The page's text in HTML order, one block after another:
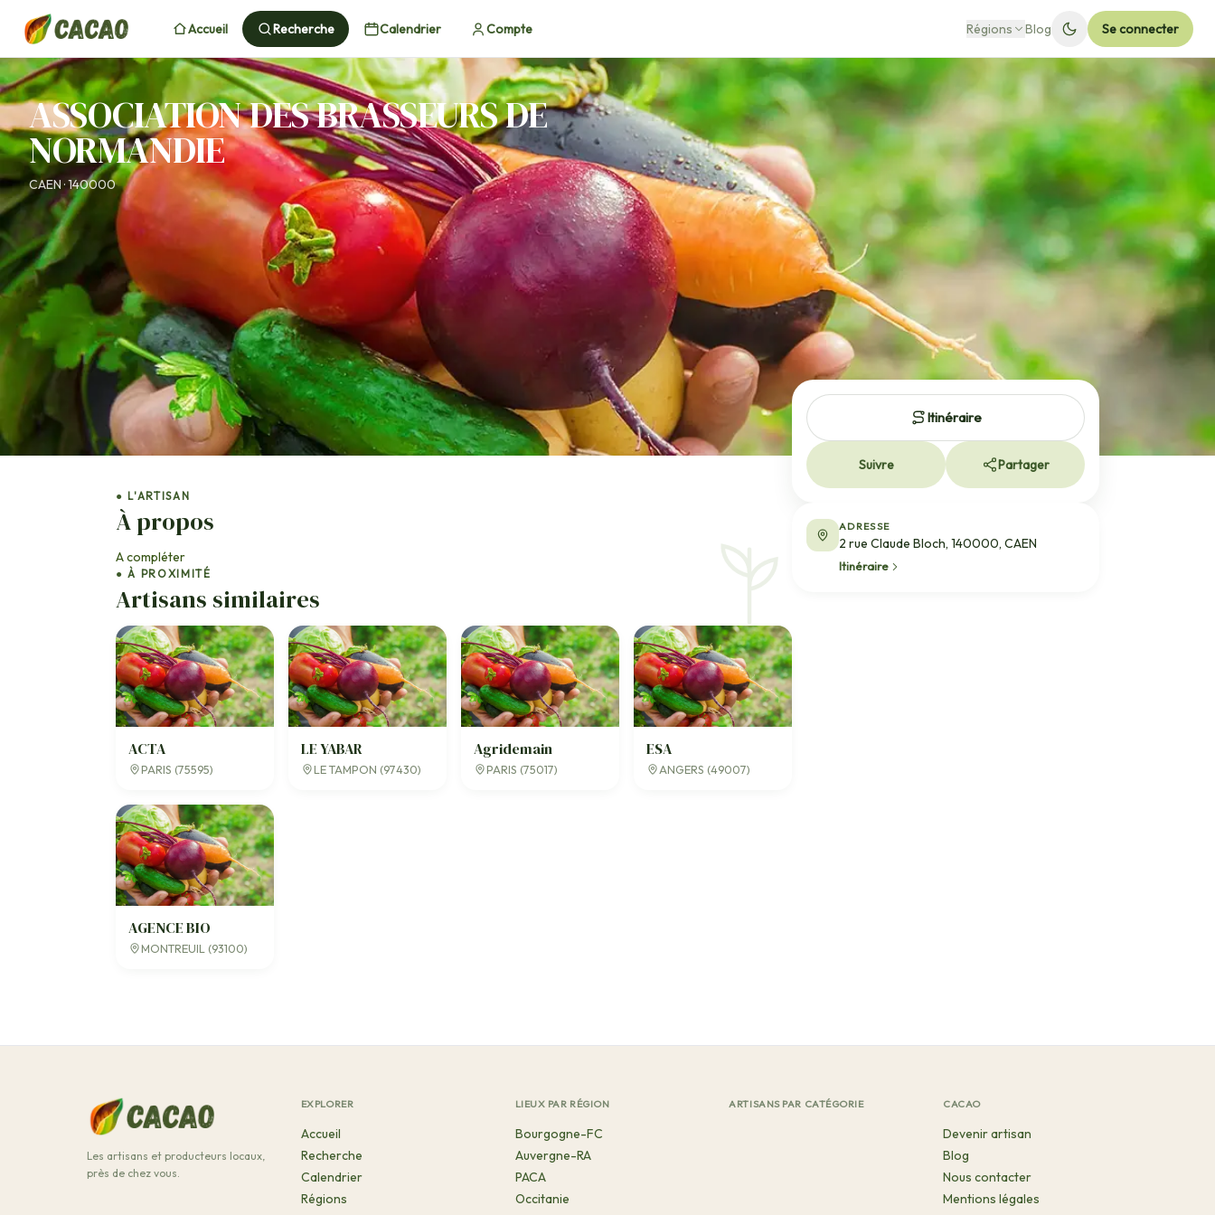
Accueil Recherche Calendrier Compte Régions Blog Se connecter
ASSOCIATION DES BRASSEURS DE
NORMANDIE
CAEN · 140000
● L'ARTISAN
À propos
A compléter
● À PROXIMITÉ
Artisans similaires
ACTA
PARIS (75595)
LE YABAR
LE TAMPON (97430)
Agridemain
PARIS (75017)
ESA
ANGERS (49007)
AGENCE BIO
MONTREUIL (93100)
Itinéraire
Suivre Partager
ADRESSE
2 rue Claude Bloch, 140000, CAEN
Itinéraire
Les artisans et producteurs locaux,
près de chez vous.
EXPLORER
Accueil
Recherche
Calendrier
Régions
LIEUX PAR RÉGION
Bourgogne-FC
Auvergne-RA
PACA
Occitanie
ARTISANS PAR CATÉGORIE CACAO
Devenir artisan
Blog
Nous contacter
Mentions légales